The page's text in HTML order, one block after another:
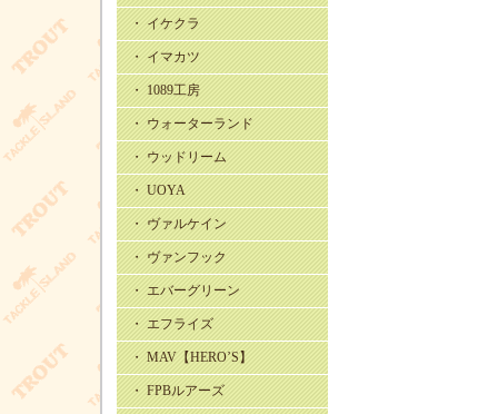
・ イケクラ
・ イマカツ
・ 1089工房
・ ウォーターランド
・ ウッドリーム
・ UOYA
・ ヴァルケイン
・ ヴァンフック
・ エバーグリーン
・ エフライズ
・ MAV【HERO’S】
・ FPBルアーズ